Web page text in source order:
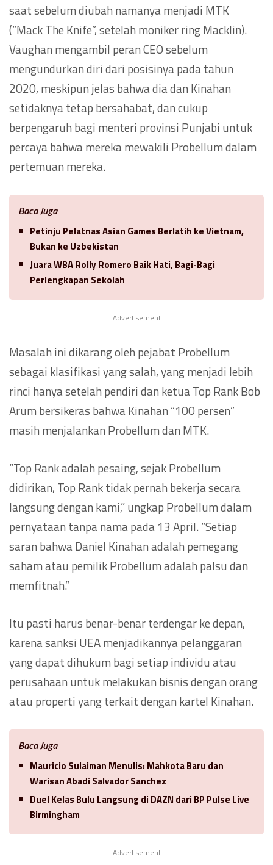
saat sebelum diubah namanya menjadi MTK
(“Mack The Knife”, setelah moniker ring Macklin).
Vaughan mengambil peran CEO sebelum
mengundurkan diri dari posisinya pada tahun
2020, meskipun jelas bahwa dia dan Kinahan
setidaknya tetap bersahabat, dan cukup
berpengaruh bagi menteri provinsi Punjabi untuk
percaya bahwa mereka mewakili Probellum dalam
pertemuan mereka.
Baca Juga
Petinju Pelatnas Asian Games Berlatih ke Vietnam,
Bukan ke Uzbekistan
Juara WBA Rolly Romero Baik Hati, Bagi-Bagi
Perlengkapan Sekolah
Advertisement
Masalah ini dikarang oleh pejabat Probellum
sebagai klasifikasi yang salah, yang menjadi lebih
rinci hanya setelah pendiri dan ketua Top Rank Bob
Arum bersikeras bahwa Kinahan “100 persen”
masih menjalankan Probellum dan MTK.
“Top Rank adalah pesaing, sejak Probellum
didirikan, Top Rank tidak pernah bekerja secara
langsung dengan kami,” ungkap Probellum dalam
pernyataan tanpa nama pada 13 April. “Setiap
saran bahwa Daniel Kinahan adalah pemegang
saham atau pemilik Probellum adalah palsu dan
memfitnah.”
Itu pasti harus benar-benar terdengar ke depan,
karena sanksi UEA menjadikannya pelanggaran
yang dapat dihukum bagi setiap individu atau
perusahaan untuk melakukan bisnis dengan orang
atau properti yang terkait dengan kartel Kinahan.
Baca Juga
Mauricio Sulaiman Menulis: Mahkota Baru dan
Warisan Abadi Salvador Sanchez
Duel Kelas Bulu Langsung di DAZN dari BP Pulse Live
Birmingham
Advertisement